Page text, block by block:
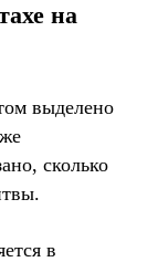
на
выделено
сколько
в